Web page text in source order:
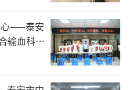
心——泰安
输血科开